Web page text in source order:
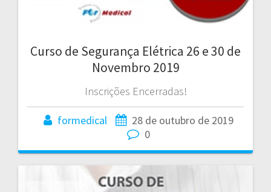
Curso de Segurança Elétrica 26 e 30 de
Novembro 2019
Inscrições Encerradas!
formedical
28 de outubro de 2019
0